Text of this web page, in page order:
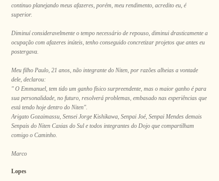
continuo planejando meus afazeres, porém, meu rendimento, acredito eu, é
superior.
Diminuí consideravelmente o tempo necessário de repouso, diminui drasticamente a
ocupação com afazeres inúteis, tenho conseguido concretizar projetos que antes eu
postergava.
Meu filho Paulo, 21 anos, não integrante do Niten, por razões alheias a vontade
dele, declarou:
" O Emmanuel, tem tido um ganho físico surpreendente, mas o maior ganho é para
sua personalidade, no futuro, resolverá problemas, embasado nas experiências que
está tendo hoje dentro do Niten".
Arigato Gozaimassu, Sensei Jorge Kishikawa, Senpai Joé, Senpai Mendes demais
Senpais do Niten Caxias do Sul e todos integrantes do Dojo que compartilham
comigo o Caminho.
Marco
Lopes